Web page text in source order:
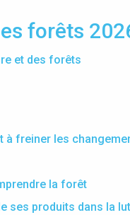
forêts
et des forêts
à freiner les
la forêt
ses produits dans la